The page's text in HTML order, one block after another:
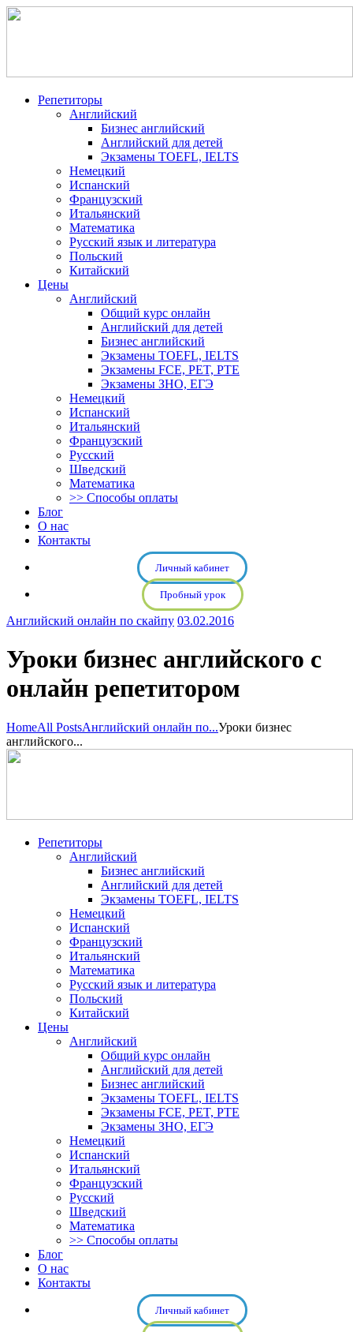
Репетиторы
Английский
Бизнес английский
Английский для детей
Экзамены TOEFL, IELTS
Немецкий
Испанский
Французский
Итальянский
Математика
Русский язык и литература
Польский
Китайский
Цены
Английский
Общий курс онлайн
Английский для детей
Бизнес английский
Экзамены TOEFL, IELTS
Экзамены FCE, PET, PTE
Экзамены ЗНО, ЕГЭ
Немецкий
Испанский
Итальянский
Французский
Русский
Шведский
Математика
>> Способы оплаты
Блог
О нас
Контакты
Личный кабинет
Пробный урок
Английский онлайн по скайпу 03.02.2016
Уроки бизнес английского с
онлайн репетитором
HomeAll PostsАнглийский онлайн по...Уроки бизнес
английского...
Репетиторы
Английский
Бизнес английский
Английский для детей
Экзамены TOEFL, IELTS
Немецкий
Испанский
Французский
Итальянский
Математика
Русский язык и литература
Польский
Китайский
Цены
Английский
Общий курс онлайн
Английский для детей
Бизнес английский
Экзамены TOEFL, IELTS
Экзамены FCE, PET, PTE
Экзамены ЗНО, ЕГЭ
Немецкий
Испанский
Итальянский
Французский
Русский
Шведский
Математика
>> Способы оплаты
Блог
О нас
Контакты
Личный кабинет